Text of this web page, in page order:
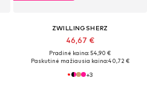
ZWILLINGSHERZ
46,67 €
Pradinė kaina: 54,90 €
Paskutinė mažiausia kaina:40,72 €
+3